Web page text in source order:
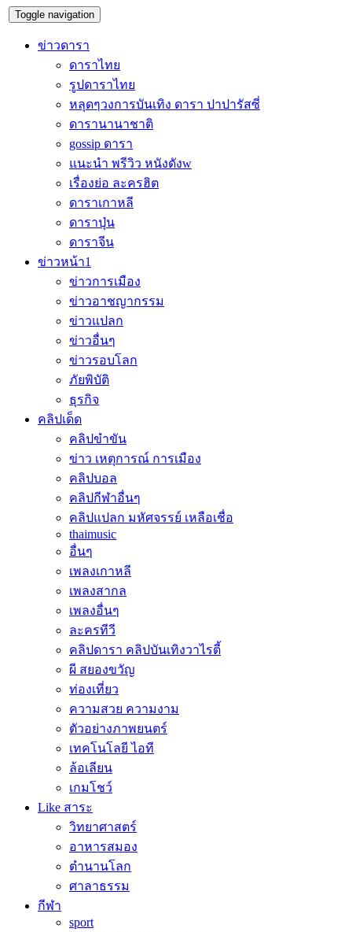
Toggle navigation
ข่าวดารา
ดาราไทย
รูปดาราไทย
หลุดๆวงการบันเทิง ดารา ปาปารัสซี่
ดารานานาชาติ
gossip ดารา
แนะนำ พรีวิว หนังดังw
เรื่องย่อ ละครฮิต
ดาราเกาหลี
ดาราปุ่น
ดาราจีน
ข่าวหน้า1
ข่าวการเมือง
ข่าวอาชญากรรม
ข่าวแปลก
ข่าวอื่นๆ
ข่าวรอบโลก
ภัยพิบัติ
ธุรกิจ
คลิปเด็ด
คลิปขำขัน
ข่าว เหตุการณ์ การเมือง
คลิปบอล
คลิปกีฬาอื่นๆ
คลิปแปลก มหัศจรรย์ เหลือเชื่อ
thaimusic
อื่นๆ
เพลงเกาหลี
เพลงสากล
เพลงอื่นๆ
ละครทีวี
คลิปดารา คลิปบันเทิงวาไรตี้
ผี สยองขวัญ
ท่องเที่ยว
ความสวย ความงาม
ตัวอย่างภาพยนตร์
เทคโนโลยี ไอที
ล้อเลียน
เกมโชว์
Like สาระ
วิทยาศาสตร์
อาหารสมอง
ตำนานโลก
ศาลาธรรม
กีฬา
sport